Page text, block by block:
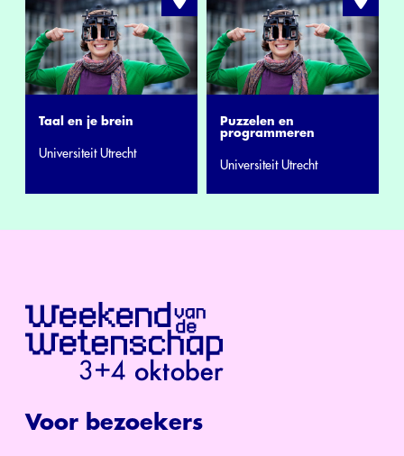
Taal en je brein
Universiteit Utrecht
Puzzelen en
programmeren
Universiteit Utrecht
Voor bezoekers